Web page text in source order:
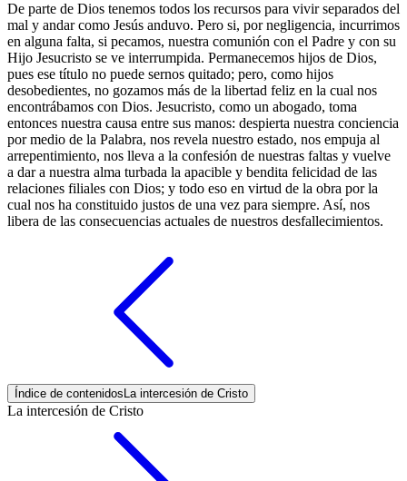
De parte de Dios tenemos todos los recursos para vivir separados del
mal y andar como Jesús anduvo. Pero si, por negligencia, incurrimos
en alguna falta, si pecamos, nuestra comunión con el Padre y con su
Hijo Jesucristo se ve interrumpida. Permanecemos hijos de Dios,
pues ese título no puede sernos quitado; pero, como hijos
desobedientes, no gozamos más de la libertad feliz en la cual nos
encontrábamos con Dios. Jesucristo, como un abogado, toma
entonces nuestra causa entre sus manos: despierta nuestra conciencia
por medio de la Palabra, nos revela nuestro estado, nos empuja al
arrepentimiento, nos lleva a la confesión de nuestras faltas y vuelve
a dar a nuestra alma turbada la apacible y bendita felicidad de las
relaciones filiales con Dios; y todo eso en virtud de la obra por la
cual nos ha constituido justos de una vez para siempre. Así, nos
libera de las consecuencias actuales de nuestros desfallecimientos.
Índice de contenidos La intercesión de Cristo
La intercesión de Cristo